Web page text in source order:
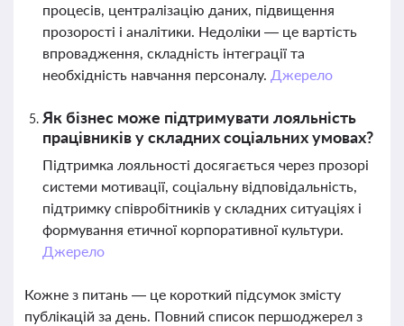
процесів, централізацію даних, підвищення
прозорості і аналітики. Недоліки — це вартість
впровадження, складність інтеграції та
необхідність навчання персоналу. Джерело
Як бізнес може підтримувати лояльність
працівників у складних соціальних умовах?
Підтримка лояльності досягається через прозорі
системи мотивації, соціальну відповідальність,
підтримку співробітників у складних ситуаціях і
формування етичної корпоративної культури.
Джерело
Кожне з питань — це короткий підсумок змісту
публікацій за день. Повний список першоджерел з